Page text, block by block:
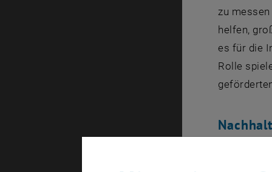
zu
helfen,
es für die
Rolle